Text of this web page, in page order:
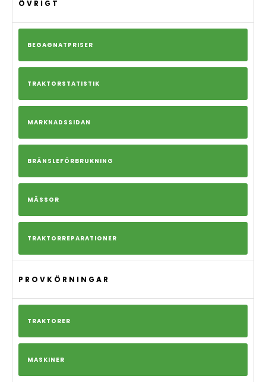
ÖVRIGT
BEGAGNATPRISER
TRAKTORSTATISTIK
MARKNADSSIDAN
BRÄNSLEFÖRBRUKNING
MÄSSOR
TRAKTORREPARATIONER
PROVKÖRNINGAR
TRAKTORER
MASKINER